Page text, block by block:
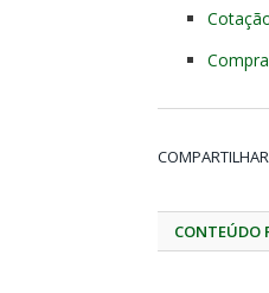
CONTEÚDO